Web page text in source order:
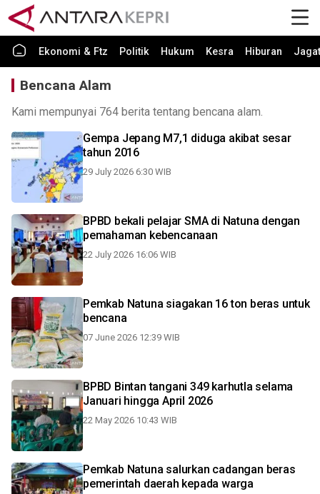
Ekonomi & Ftz Politik Hukum Kesra Hiburan Jagat
Bencana Alam
Kami mempunyai 764 berita tentang bencana alam.
Gempa Jepang M7,1 diduga akibat sesar
tahun 2016
29 July 2026 6:30 WIB
BPBD bekali pelajar SMA di Natuna dengan
pemahaman kebencanaan
22 July 2026 16:06 WIB
Pemkab Natuna siagakan 16 ton beras untuk
bencana
07 June 2026 12:39 WIB
BPBD Bintan tangani 349 karhutla selama
Januari hingga April 2026
22 May 2026 10:43 WIB
Pemkab Natuna salurkan cadangan beras
pemerintah daerah kepada warga